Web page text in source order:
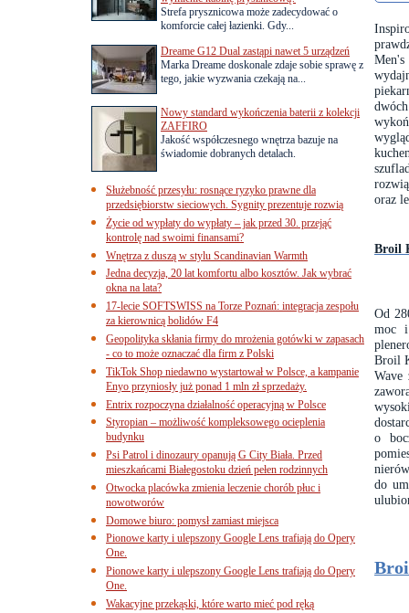
oraz
Broil
Od
moc i
Broil
Wave
o
do
Strefa prysznicowa może zadecydować o
komforcie całej łazienki. Gdy...
Dreame G12 Dual zastąpi nawet 5 urządzeń
Marka Dreame doskonale zdaje sobie sprawę z
tego, jakie wyzwania czekają na...
Nowy standard wykończenia baterii z kolekcji
ZAFFIRO
Jakość współczesnego wnętrza bazuje na
świadomie dobranych detalach.
Służebność przesyłu: rosnące ryzyko prawne dla
przedsiębiorstw sieciowych. Sygnity prezentuje rozwią
Życie od wypłaty do wypłaty – jak przed 30. przejąć
kontrolę nad swoimi finansami?
Wnętrza z duszą w stylu Scandinavian Warmth
Jedna decyzja, 20 lat komfortu albo kosztów. Jak wybrać
okna na lata?
17-lecie SOFTSWISS na Torze Poznań: integracja zespołu
za kierownicą bolidów F4
Geopolityka skłania firmy do mrożenia gotówki w zapasach
- co to może oznaczać dla firm z Polski
TikTok Shop niedawno wystartował w Polsce, a kampanie
Enyo przyniosły już ponad 1 mln zł sprzedaży.
Entrix rozpoczyna działalność operacyjną w Polsce
Styropian – możliwość kompleksowego ocieplenia
budynku
Psi Patrol i dinozaury opanują G City Biała. Przed
mieszkańcami Białegostoku dzień pełen rodzinnych
Otwocka placówka zmienia leczenie chorób płuc i
nowotworów
Domowe biuro: pomysł zamiast miejsca
Pionowe karty i ulepszony Google Lens trafiają do Opery
One.
Pionowe karty i ulepszony Google Lens trafiają do Opery
One.
Wakacyjne przekąski, które warto mieć pod ręką